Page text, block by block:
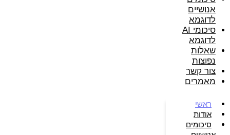
אנושיים
לדוגמא
סיכומי AI
לדוגמא
שאלות
נפוצות
צור קשר
מאמרים
ראשי
אודות
סיכומים